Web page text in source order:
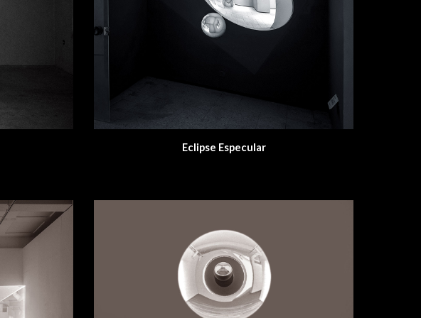
Eclipse Especular